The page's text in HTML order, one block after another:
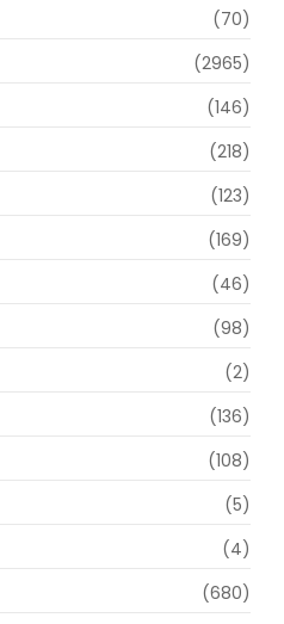
(70)
(2965)
(146)
(218)
(123)
(169)
(46)
(98)
(2)
(136)
(108)
(5)
(4)
(680)